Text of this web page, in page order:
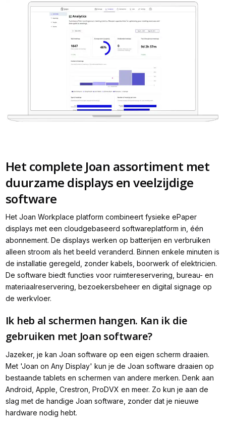
Het complete Joan assortiment met
duurzame displays en veelzijdige
software
Het Joan Workplace platform combineert fysieke ePaper
displays met een cloudgebaseerd softwareplatform in, één
abonnement. De displays werken op batterijen en verbruiken
alleen stroom als het beeld veranderd. Binnen enkele minuten is
de installatie geregeld, zonder kabels, boorwerk of elektricien.
De software biedt functies voor ruimtereservering, bureau- en
materiaalreservering, bezoekersbeheer en digital signage op
de werkvloer.
Ik heb al schermen hangen. Kan ik die
gebruiken met Joan software?
Jazeker, je kan Joan software op een eigen scherm draaien.
Met 'Joan on Any Display' kun je de Joan software draaien op
bestaande tablets en schermen van andere merken. Denk aan
Android, Apple, Crestron, ProDVX en meer. Zo kun je aan de
slag met de handige Joan software, zonder dat je nieuwe
hardware nodig hebt.